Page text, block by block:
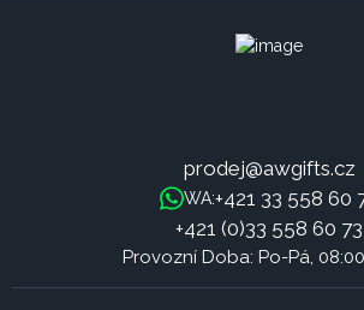
prodej@awgifts.cz
WA:+421 33 558 60
+421 (0)33 558 60 73
Provozní Doba: Po-Pá,